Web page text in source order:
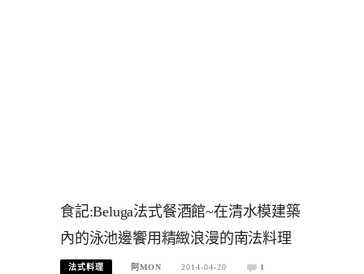
食記:Beluga法式餐酒館~在清水模建築
內的泳池邊饗用精緻浪漫的南法料理
法式料理 阿MON 2014-04-20 1